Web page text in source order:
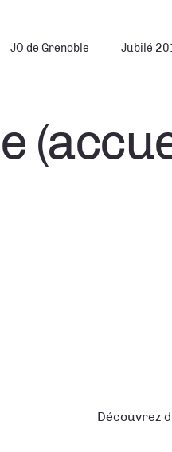
JO de Grenoble Jubilé
Découvrez